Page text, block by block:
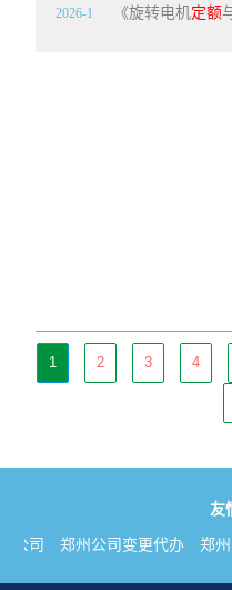
2026-1 《旋转电机定额与性能》
1 2 3 4
友
公司
郑州公司变更代办 郑